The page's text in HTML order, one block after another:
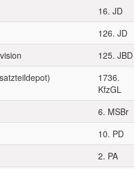
16. JD
126. JD
125. JBD
1736.
KfzGL
6. MSBr
10. PD
2. PA